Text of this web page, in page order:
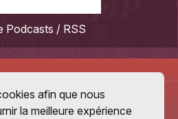
Podcasts / RSS
afin que nous
la meilleure expérience